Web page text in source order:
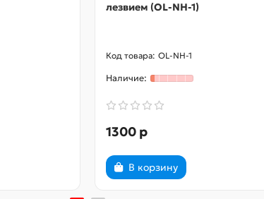
лезвием (OL-NH-1)
OL-NH-1
1300 р
В корзину